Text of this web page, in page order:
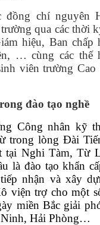
đồng chí nguyên
qua các thời
hiệu, Ban chấp
… cùng các thế
viên trường Cao
đào tạo nghề
Công nhân kỹ
trong lòng Đài
tại Nghi Tàm, Từ
là đào tạo khẩn
nhận và xây
viện trợ cho một
miền Bắc giải
Ninh, Hải Phòng…